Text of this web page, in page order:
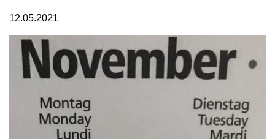
12.05.2021